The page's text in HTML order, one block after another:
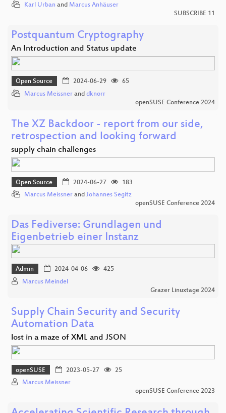
Karl Urban and Marcus Anhäuser
SUBSCRIBE 11
Postquantum Cryptography
An Introduction and Status update
Open Source 2024-06-29
65
Marcus Meissner and dknorr
openSUSE Conference 2024
The XZ Backdoor - report from our side,
retrospection and looking forward
supply chain challenges
Open Source 2024-06-27
183
Marcus Meissner and Johannes Segitz
openSUSE Conference 2024
Das Fediverse: Grundlagen und
Eigenbetrieb einer Instanz
Admin 2024-04-06
425
Marcus Meindel
Grazer Linuxtage 2024
Supply Chain Security and Security
Automation Data
lost in a maze of XML and JSON
openSUSE 2023-05-27
25
Marcus Meissner
openSUSE Conference 2023